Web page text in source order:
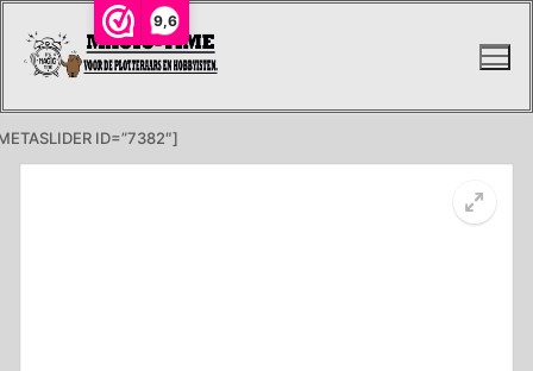
9,6
naar
ID=”7382″]